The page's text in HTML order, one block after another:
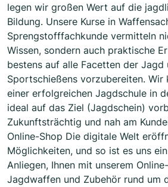
legen wir großen Wert auf die
Bildung. Unsere Kurse in
Sprengstofffachkunde vermitteln
Wissen, sondern auch praktische
bestens auf alle Facetten der Jagd
Sportschießens vorzubereiten. Wir
einer erfolgreichen Jagdschule in
ideal auf das Ziel (Jagdschein)
Zukunftsträchtig und nah am
Online-Shop Die digitale Welt
Möglichkeiten, und so ist es uns
Anliegen, Ihnen mit unserem
Jagdwaffen und Zubehör rund um